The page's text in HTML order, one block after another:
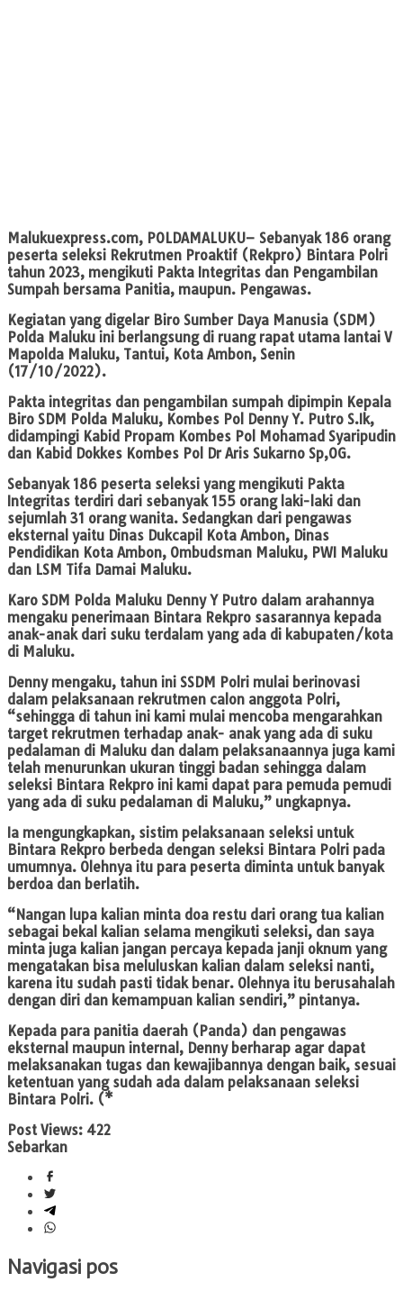
Malukuexpress.com, POLDAMALUKU– Sebanyak 186 orang
peserta seleksi Rekrutmen Proaktif (Rekpro) Bintara Polri
tahun 2023, mengikuti Pakta Integritas dan Pengambilan
Sumpah bersama Panitia, maupun. Pengawas.
Kegiatan yang digelar Biro Sumber Daya Manusia (SDM)
Polda Maluku ini berlangsung di ruang rapat utama lantai V
Mapolda Maluku, Tantui, Kota Ambon, Senin
(17/10/2022).
Pakta integritas dan pengambilan sumpah dipimpin Kepala
Biro SDM Polda Maluku, Kombes Pol Denny Y. Putro S.Ik,
didampingi Kabid Propam Kombes Pol Mohamad Syaripudin
dan Kabid Dokkes Kombes Pol Dr Aris Sukarno Sp,OG.
Sebanyak 186 peserta seleksi yang mengikuti Pakta
Integritas terdiri dari sebanyak 155 orang laki-laki dan
sejumlah 31 orang wanita. Sedangkan dari pengawas
eksternal yaitu Dinas Dukcapil Kota Ambon, Dinas
Pendidikan Kota Ambon, Ombudsman Maluku, PWI Maluku
dan LSM Tifa Damai Maluku.
Karo SDM Polda Maluku Denny Y Putro dalam arahannya
mengaku penerimaan Bintara Rekpro sasarannya kepada
anak-anak dari suku terdalam yang ada di kabupaten/kota
di Maluku.
Denny mengaku, tahun ini SSDM Polri mulai berinovasi
dalam pelaksanaan rekrutmen calon anggota Polri,
“sehingga di tahun ini kami mulai mencoba mengarahkan
target rekrutmen terhadap anak- anak yang ada di suku
pedalaman di Maluku dan dalam pelaksanaannya juga kami
telah menurunkan ukuran tinggi badan sehingga dalam
seleksi Bintara Rekpro ini kami dapat para pemuda pemudi
yang ada di suku pedalaman di Maluku,” ungkapnya.
Ia mengungkapkan, sistim pelaksanaan seleksi untuk
Bintara Rekpro berbeda dengan seleksi Bintara Polri pada
umumnya. Olehnya itu para peserta diminta untuk banyak
berdoa dan berlatih.
“Nangan lupa kalian minta doa restu dari orang tua kalian
sebagai bekal kalian selama mengikuti seleksi, dan saya
minta juga kalian jangan percaya kepada janji oknum yang
mengatakan bisa meluluskan kalian dalam seleksi nanti,
karena itu sudah pasti tidak benar. Olehnya itu berusahalah
dengan diri dan kemampuan kalian sendiri,” pintanya.
Kepada para panitia daerah (Panda) dan pengawas
eksternal maupun internal, Denny berharap agar dapat
melaksanakan tugas dan kewajibannya dengan baik, sesuai
ketentuan yang sudah ada dalam pelaksanaan seleksi
Bintara Polri. (*
Post Views: 422
Sebarkan
Navigasi pos